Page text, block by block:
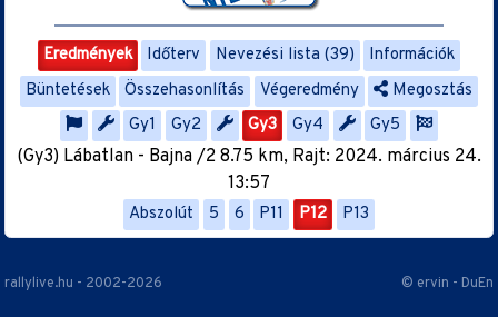
Eredmények Időterv Nevezési lista (39)
Információk
Büntetések
Összehasonlítás Végeredmény
Megosztás
Gy1
Gy2 Gy3 Gy4 Gy5
(Gy3) Lábatlan - Bajna /2 8.75 km, Rajt: 2024. március 24.
13:57
Abszolút 5 6 P11 P12 P13
rallylive.hu - 2002-2026 © ervin - DuEn